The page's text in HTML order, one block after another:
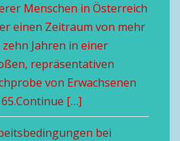
Menschen in Österreich
einen Zeitraum von mehr
zehn Jahren in einer
repräsentativen
von Erwachsenen
[…]
bei